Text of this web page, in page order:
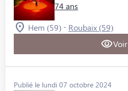
74 ans
Hem (59) - Roubaix (59)
Voir
Publié le lundi 07 octobre 2024